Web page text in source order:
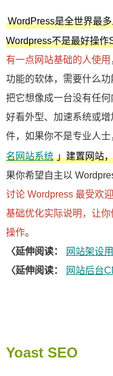
WordPress是全世界最
Wordpress不是最好操作
有一点网站基础的人使用
功能的软体，需要什么
把它想像成一台没有任
好看外型、加速系统或
件，如果你不是专业人士
名网站系统 」建置网站
果你希望自主以
讨论 Wordpress 最受欢
基础优化实际说明，让
操作。
〈延伸阅读：
网站架设
〈延伸阅读：
网站后台
Yoast SEO